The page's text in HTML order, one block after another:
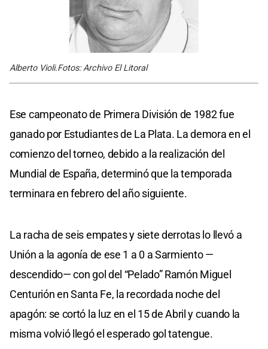
Alberto Violi.Fotos: Archivo El Litoral
Ese campeonato de Primera División de 1982 fue
ganado por Estudiantes de La Plata. La demora en el
comienzo del torneo, debido a la realización del
Mundial de España, determinó que la temporada
terminara en febrero del año siguiente.
La racha de seis empates y siete derrotas lo llevó a
Unión a la agonía de ese 1 a 0 a Sarmiento —
descendido— con gol del “Pelado” Ramón Miguel
Centurión en Santa Fe, la recordada noche del
apagón: se cortó la luz en el 15 de Abril y cuando la
misma volvió llegó el esperado gol tatengue.